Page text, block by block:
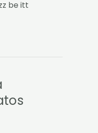
be itt